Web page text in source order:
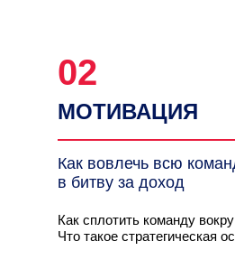
02
МОТИВАЦИЯ
Как вовлечь всю
в битву за доход
Как сплотить команду
Что такое стратегическая